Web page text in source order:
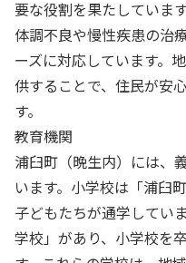
要な役割を果たしていま
体調不良や慢性疾患の治
ーズに対応しています。
供することで、住民が安
す。
教育機関
浦臼町（晩生内）には、
います。小学校は「浦臼
子どもたちが通学してい
学校」があり、小学校を